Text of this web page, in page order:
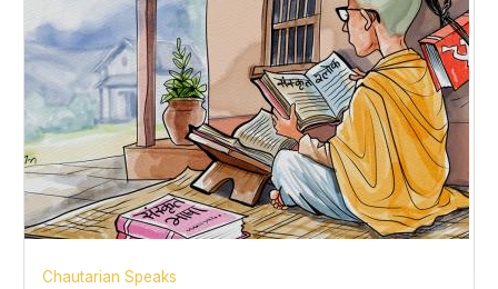
Chautarian Speaks